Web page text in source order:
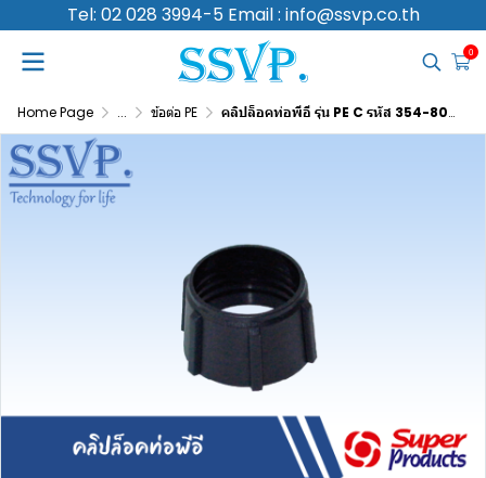
Tel: 02 028 3994-5 Email : info@ssvp.co.th
0
Home Page ... ข้อต่อ PE คลิปล็อคท่อพีอี รุ่น PE C รหัส 354-8016-10 ขนาด 16 มม. (แพ็ค 50 ตัว)